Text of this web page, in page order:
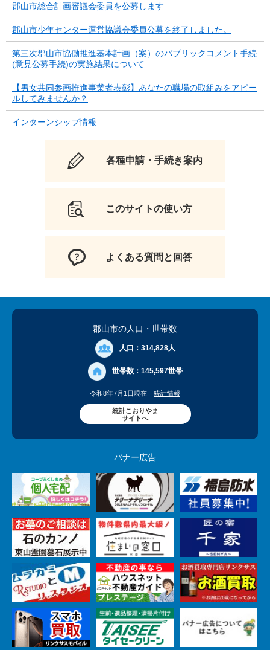
郡山市総合計画審議会委員を公募します
郡山市少年センター運営協議会委員公募を終了しました。
第三次郡山市協働推進基本計画（案）のパブリックコメント手続
(意見公募手続)の実施結果について
【男女共同参画推進事業者表彰】あなたの職場の取組みをアピー
ルしてみませんか？
インターンシップ情報
各種申請・手続き案内
このサイトの使い方
よくある質問と回答
郡山市の人口 ・世帯数
人口： 314,828人
世帯数： 145,597世帯
令和8年7月1日現在 統計情報
統計こおりやま
サイトへ
バナー広告